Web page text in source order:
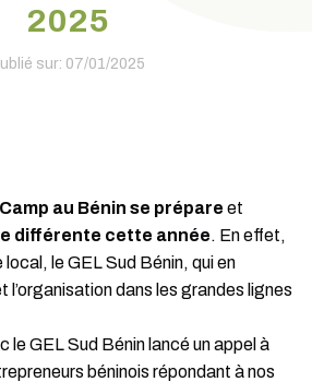
2025
sur: 07/01/2025
au Bénin se prépare et
différente cette année. En effet,
le GEL Sud Bénin, qui en
l’organisation dans les grandes lignes
le GEL Sud Bénin lancé un appel à
béninois répondant à nos